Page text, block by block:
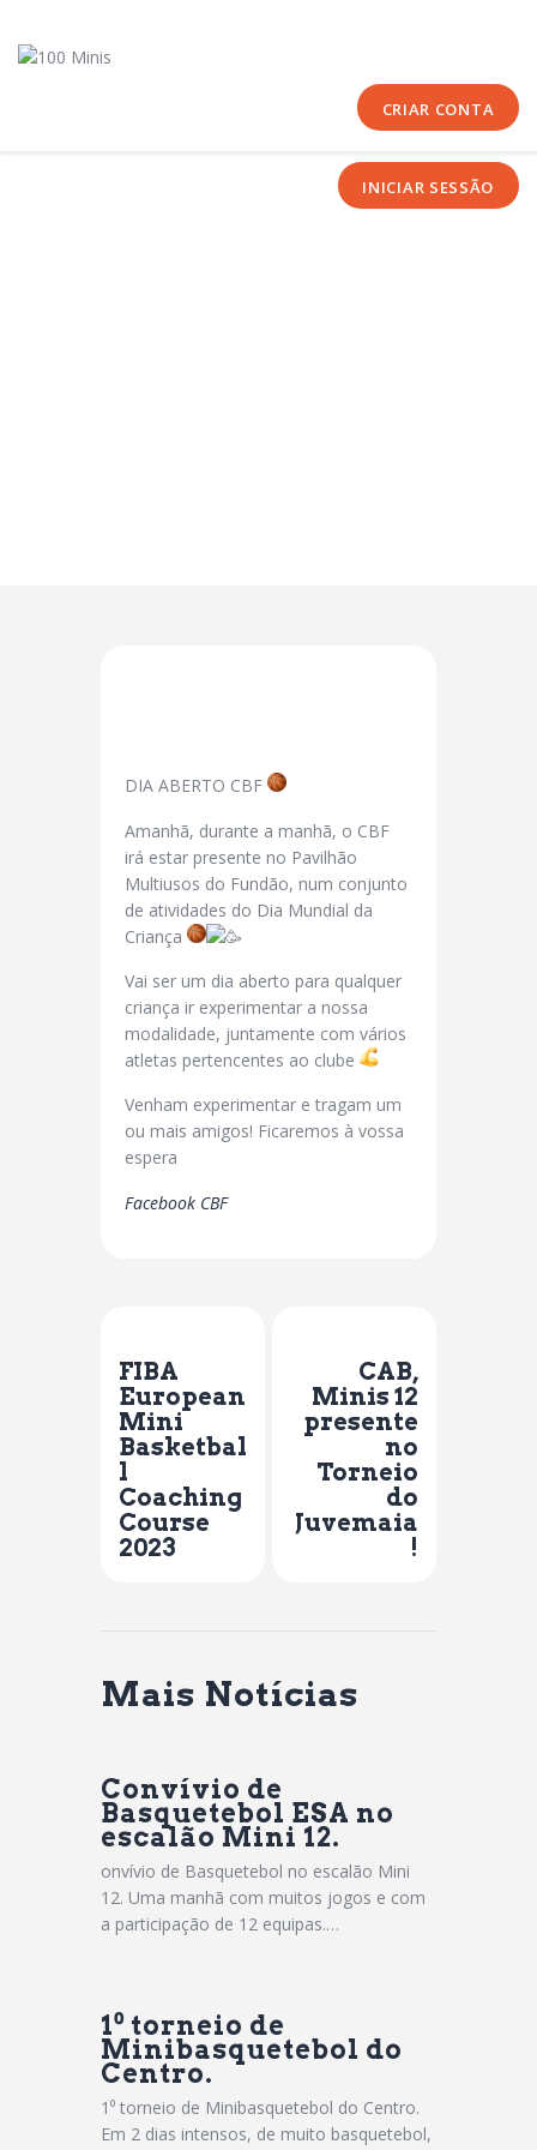
CRIAR CONTA
INICIAR SESSÃO
Sobre Nós
DIA ABERTO CBF
Amanhã, durante a manhã, o CBF
irá estar presente no Pavilhão
Multiusos do Fundão, num conjunto
de atividades do Dia Mundial da
Criança
Vai ser um dia aberto para qualquer
criança ir experimentar a nossa
modalidade, juntamente com vários
atletas pertencentes ao clube
Venham experimentar e tragam um
ou mais amigos! Ficaremos à vossa
espera
Facebook CBF
FIBA
European
Mini
Basketbal
l
Coaching
Course
2023
CAB,
Minis 12
presente
no
Torneio
do
Juvemaia
!
Mais Notícias
Convívio de
Basquetebol ESA no
escalão Mini 12.
onvívio de Basquetebol no escalão Mini
12. Uma manhã com muitos jogos e com
a participação de 12 equipas.…
1⁰ torneio de
Minibasquetebol do
Centro.
1⁰ torneio de Minibasquetebol do Centro.
Em 2 dias intensos, de muito basquetebol,